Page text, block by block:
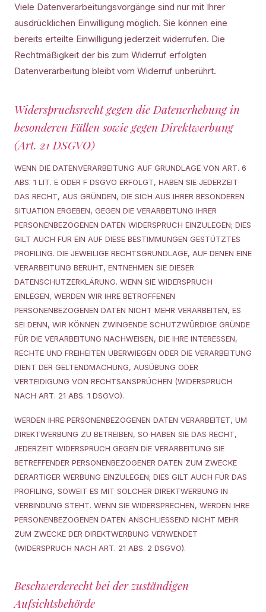
Viele Datenverarbeitungsvorgänge sind nur mit Ihrer
ausdrücklichen Einwilligung möglich. Sie können eine
bereits erteilte Einwilligung jederzeit widerrufen. Die
Rechtmäßigkeit der bis zum Widerruf erfolgten
Datenverarbeitung bleibt vom Widerruf unberührt.
Widerspruchsrecht gegen die Datenerhebung in
besonderen Fällen sowie gegen Direktwerbung
(Art. 21 DSGVO)
WENN DIE DATENVERARBEITUNG AUF GRUNDLAGE VON ART. 6
ABS. 1 LIT. E ODER F DSGVO ERFOLGT, HABEN SIE JEDERZEIT
DAS RECHT, AUS GRÜNDEN, DIE SICH AUS IHRER BESONDEREN
SITUATION ERGEBEN, GEGEN DIE VERARBEITUNG IHRER
PERSONENBEZOGENEN DATEN WIDERSPRUCH EINZULEGEN; DIES
GILT AUCH FÜR EIN AUF DIESE BESTIMMUNGEN GESTÜTZTES
PROFILING. DIE JEWEILIGE RECHTSGRUNDLAGE, AUF DENEN EINE
VERARBEITUNG BERUHT, ENTNEHMEN SIE DIESER
DATENSCHUTZERKLÄRUNG. WENN SIE WIDERSPRUCH
EINLEGEN, WERDEN WIR IHRE BETROFFENEN
PERSONENBEZOGENEN DATEN NICHT MEHR VERARBEITEN, ES
SEI DENN, WIR KÖNNEN ZWINGENDE SCHUTZWÜRDIGE GRÜNDE
FÜR DIE VERARBEITUNG NACHWEISEN, DIE IHRE INTERESSEN,
RECHTE UND FREIHEITEN ÜBERWIEGEN ODER DIE VERARBEITUNG
DIENT DER GELTENDMACHUNG, AUSÜBUNG ODER
VERTEIDIGUNG VON RECHTSANSPRÜCHEN (WIDERSPRUCH
NACH ART. 21 ABS. 1 DSGVO).
WERDEN IHRE PERSONENBEZOGENEN DATEN VERARBEITET, UM
DIREKTWERBUNG ZU BETREIBEN, SO HABEN SIE DAS RECHT,
JEDERZEIT WIDERSPRUCH GEGEN DIE VERARBEITUNG SIE
BETREFFENDER PERSONENBEZOGENER DATEN ZUM ZWECKE
DERARTIGER WERBUNG EINZULEGEN; DIES GILT AUCH FÜR DAS
PROFILING, SOWEIT ES MIT SOLCHER DIREKTWERBUNG IN
VERBINDUNG STEHT. WENN SIE WIDERSPRECHEN, WERDEN IHRE
PERSONENBEZOGENEN DATEN ANSCHLIESSEND NICHT MEHR
ZUM ZWECKE DER DIREKTWERBUNG VERWENDET
(WIDERSPRUCH NACH ART. 21 ABS. 2 DSGVO).
Beschwerderecht bei der zuständigen
Aufsichtsbehörde